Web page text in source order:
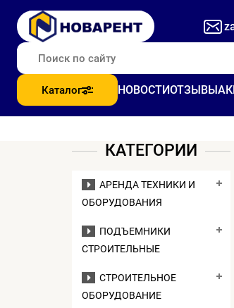
Каталог НОВОСТИОТЗЫВЫ
КАТЕГОРИИ
АРЕНДА ТЕХНИКИ И
ОБОРУДОВАНИЯ
ПОДЪЕМНИКИ
СТРОИТЕЛЬНЫЕ
СТРОИТЕЛЬНОЕ
ОБОРУДОВАНИЕ